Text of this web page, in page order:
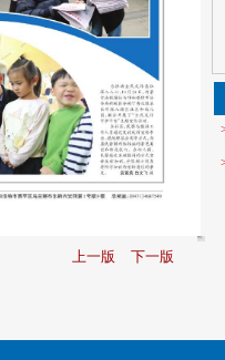
上一版 下一版